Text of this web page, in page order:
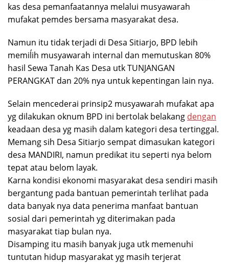
kas desa pemanfaatannya melalui musyawarah
mufakat pemdes bersama masyarakat desa.
Namun itu tidak terjadi di Desa Sitiarjo, BPD lebih
memiĺih musyawarah internal dan memutuskan 80%
hasil Sewa Tanah Kas Desa utk TUNJANGAN
PERANGKAT dan 20% nya untuk kepentingan lain nya.
Selain mencederai prinsip2 musyawarah mufakat apa
yg dilakukan oknum BPD ini bertolak belakang dengan
keadaan desa yg masih dalam kategori desa tertinggal.
Memang sih Desa Sitiarjo sempat dimasukan kategori
desa MANDIRI, namun predikat itu seperti nya belom
tepat atau belom layak.
Karna kondisi ekonomi masyarakat desa sendiri masih
bergantung pada bantuan pemerintah terlihat pada
data banyak nya data penerima manfaat bantuan
sosial dari pemerintah yg diterimakan pada
masyarakat tiap bulan nya.
Disamping itu masih banyak juga utk memenuhi
tuntutan hidup masyarakat yg masih terjerat